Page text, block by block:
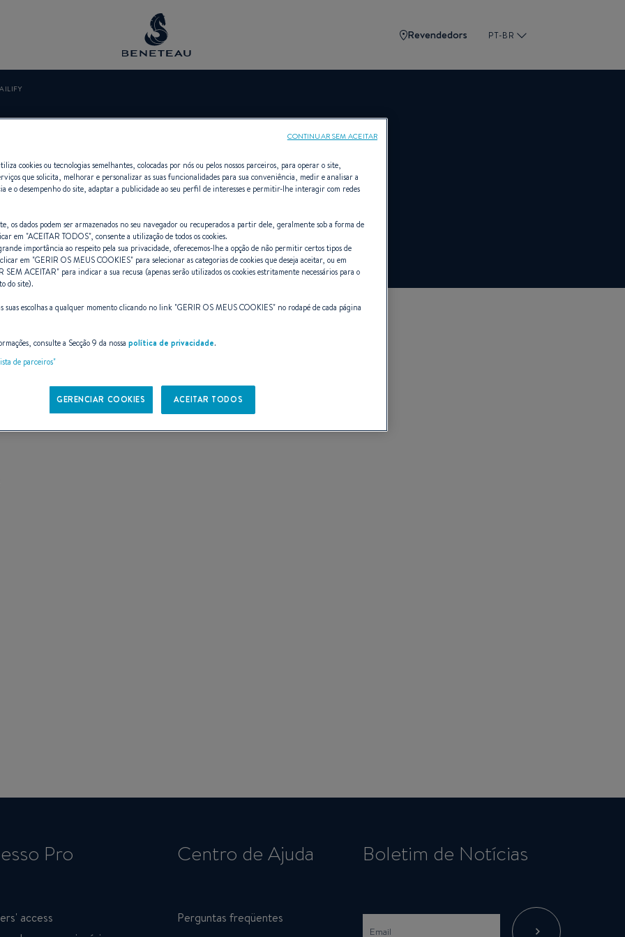
Revendedors PT-BR
SAILIFY
Veleiros, Primeiro para BENETEAU
Pro
access
Centro de Ajuda
Perguntas freqüentes
Boletim de Notícias
cookies ou tecnologias semelhantes, colocadas por nós ou pelos nossos parceiros, para operar o site,
que solicita, melhorar e personalizar as suas funcionalidades para sua conveniência, medir e analisar a
e o desempenho do site, adaptar a publicidade ao seu perfil de interesses e permitir-lhe interagir com redes
os dados podem ser armazenados no seu navegador ou recuperados a partir dele, geralmente sob a forma de
em "ACEITAR TODOS", consente a utilização de todos os cookies.
importância ao respeito pela sua privacidade, oferecemos-lhe a opção de não permitir certos tipos de
em "GERIR OS MEUS COOKIES" para selecionar as categorias de cookies que deseja aceitar, ou em
SEM ACEITAR" para indicar a sua recusa (apenas serão utilizados os cookies estritamente necessários para o
do site).
suas escolhas a qualquer momento clicando no link "GERIR OS MEUS COOKIES" no rodapé de cada página
consulte a Secção 9 da nossa política de privacidade.
de parceiros"
GERENCIAR COOKIES ACEITAR TODOS
CONTINUAR SEM ACEITAR